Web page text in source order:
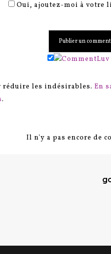
Oui, ajoutez-moi à votre
les indésirables. En
.
Il n'y a pas encore de